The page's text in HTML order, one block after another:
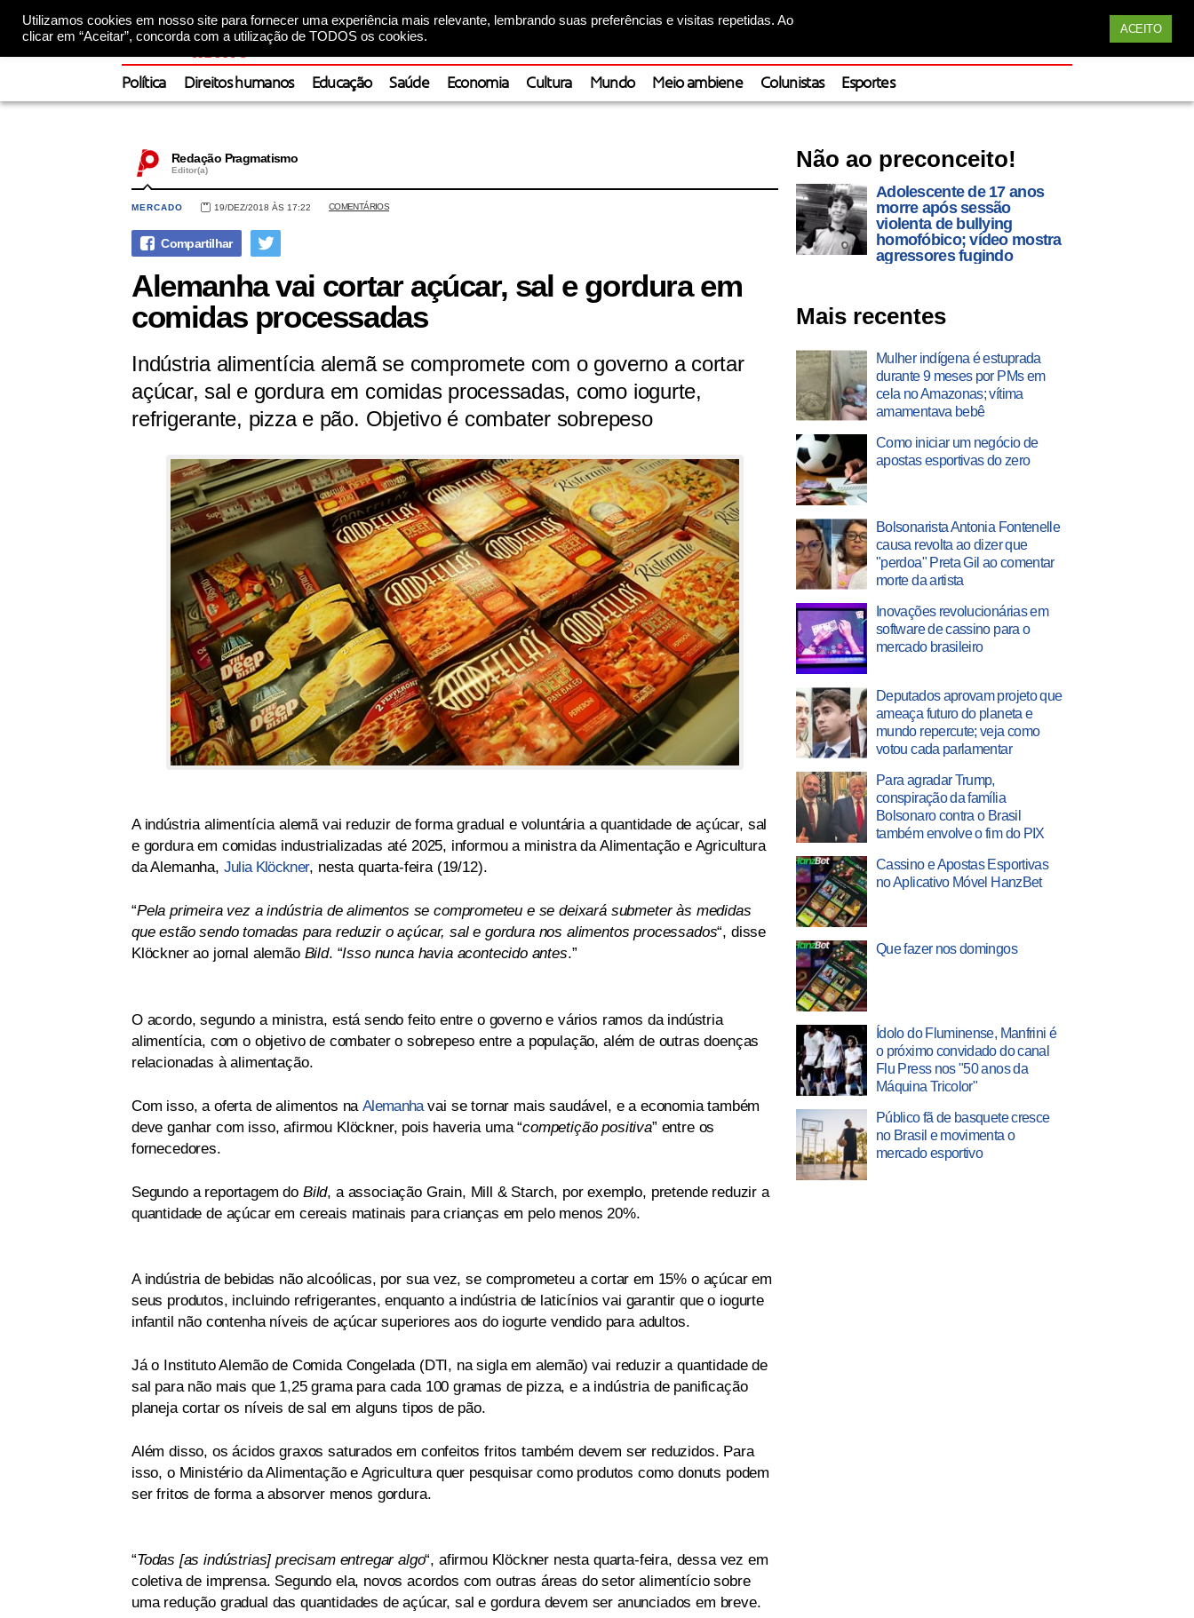
Utilizamos cookies em nosso site para fornecer uma experiência mais relevante, lembrando suas preferências e visitas repetidas. Ao
clicar em “Aceitar”, concorda com a utilização de TODOS os cookies.
ACEITO
Política Direitos humanos Educação Saúde Economia Cultura Mundo Meio ambiene Colunistas Esportes
Redação Pragmatismo
Editor(a)
MERCADO 19/DEZ/2018 ÀS 17:22 COMENTÁRIOS
Alemanha vai cortar açúcar, sal e gordura em
comidas processadas
Indústria alimentícia alemã se compromete com o governo a cortar
açúcar, sal e gordura em comidas processadas, como iogurte,
refrigerante, pizza e pão. Objetivo é combater sobrepeso
A indústria alimentícia alemã vai reduzir de forma gradual e voluntária a quantidade de açúcar, sal
e gordura em comidas industrializadas até 2025, informou a ministra da Alimentação e Agricultura
da Alemanha, Julia Klöckner, nesta quarta-feira (19/12).
“Pela primeira vez a indústria de alimentos se comprometeu e se deixará submeter às medidas
que estão sendo tomadas para reduzir o açúcar, sal e gordura nos alimentos processados“, disse
Klöckner ao jornal alemão Bild. “Isso nunca havia acontecido antes.”
O acordo, segundo a ministra, está sendo feito entre o governo e vários ramos da indústria
alimentícia, com o objetivo de combater o sobrepeso entre a população, além de outras doenças
relacionadas à alimentação.
Com isso, a oferta de alimentos naAlemanhavai se tornar mais saudável, e a economia também
deve ganhar com isso, afirmou Klöckner, pois haveria uma “competição positiva” entre os
fornecedores.
Segundo a reportagem do Bild, a associação Grain, Mill & Starch, por exemplo, pretende reduzir a
quantidade de açúcar em cereais matinais para crianças em pelo menos 20%.
A indústria de bebidas não alcoólicas, por sua vez, se comprometeu a cortar em 15% o açúcar em
seus produtos, incluindo refrigerantes, enquanto a indústria de laticínios vai garantir que o iogurte
infantil não contenha níveis de açúcar superiores aos do iogurte vendido para adultos.
Já o Instituto Alemão de Comida Congelada (DTI, na sigla em alemão) vai reduzir a quantidade de
sal para não mais que 1,25 grama para cada 100 gramas de pizza, e a indústria de panificação
planeja cortar os níveis de sal em alguns tipos de pão.
Além disso, os ácidos graxos saturados em confeitos fritos também devem ser reduzidos. Para
isso, o Ministério da Alimentação e Agricultura quer pesquisar como produtos como donuts podem
ser fritos de forma a absorver menos gordura.
“Todas [as indústrias] precisam entregar algo“, afirmou Klöckner nesta quarta-feira, dessa vez em
coletiva de imprensa. Segundo ela, novos acordos com outras áreas do setor alimentício sobre
uma redução gradual das quantidades de açúcar, sal e gordura devem ser anunciados em breve.
Não ao preconceito!
Adolescente de 17 anos
morre após sessão
violenta de bullying
homofóbico; vídeo mostra
agressores fugindo
Mais recentes
Mulher indígena é estuprada
durante 9 meses por PMs em
cela no Amazonas; vítima
amamentava bebê
Como iniciar um negócio de
apostas esportivas do zero
Bolsonarista Antonia Fontenelle
causa revolta ao dizer que
"perdoa" Preta Gil ao comentar
morte da artista
Inovações revolucionárias em
software de cassino para o
mercado brasileiro
Deputados aprovam projeto que
ameaça futuro do planeta e
mundo repercute; veja como
votou cada parlamentar
Para agradar Trump,
conspiração da família
Bolsonaro contra o Brasil
também envolve o fim do PIX
Cassino e Apostas Esportivas
no Aplicativo Móvel HanzBet
Que fazer nos domingos
Ídolo do Fluminense, Manfrini é
o próximo convidado do canal
Flu Press nos "50 anos da
Máquina Tricolor"
Público fã de basquete cresce
no Brasil e movimenta o
mercado esportivo